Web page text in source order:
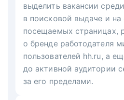
выделить вакансии
в поисковой выдаче и на
посещаемых страницах,
о бренде работодателя
пользователей hh.ru, а
до активной аудитории
за его пределами.